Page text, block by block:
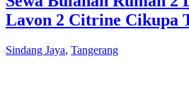
Lavon 2 Citrine Cikupa
Sindang Jaya, Tangerang